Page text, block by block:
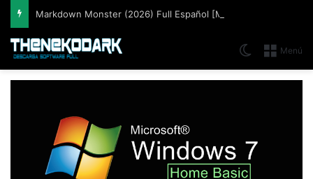
Markdown Monster (2026) Full Español [Mega]
Menú
Switch skin